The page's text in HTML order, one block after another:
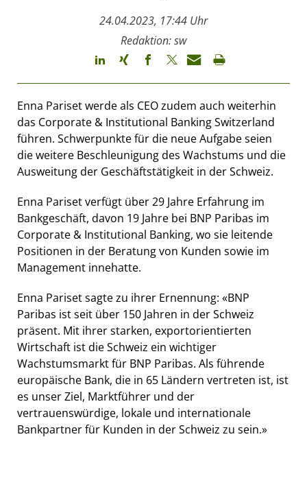
24.04.2023, 17:44 Uhr
Redaktion: sw
Enna Pariset werde als CEO zudem auch weiterhin
das Corporate & Institutional Banking Switzerland
führen. Schwerpunkte für die neue Aufgabe seien
die weitere Beschleunigung des Wachstums und die
Ausweitung der Geschäftstätigkeit in der Schweiz.
Enna Pariset verfügt über 29 Jahre Erfahrung im
Bankgeschäft, davon 19 Jahre bei BNP Paribas im
Corporate & Institutional Banking, wo sie leitende
Positionen in der Beratung von Kunden sowie im
Management innehatte.
Enna Pariset sagte zu ihrer Ernennung: «BNP
Paribas ist seit über 150 Jahren in der Schweiz
präsent. Mit ihrer starken, exportorientierten
Wirtschaft ist die Schweiz ein wichtiger
Wachstumsmarkt für BNP Paribas. Als führende
europäische Bank, die in 65 Ländern vertreten ist, ist
es unser Ziel, Marktführer und der
vertrauenswürdige, lokale und internationale
Bankpartner für Kunden in der Schweiz zu sein.»